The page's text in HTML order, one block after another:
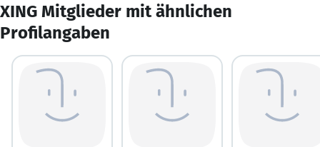
XING Mitglieder mit ähnlichen
Profilangaben